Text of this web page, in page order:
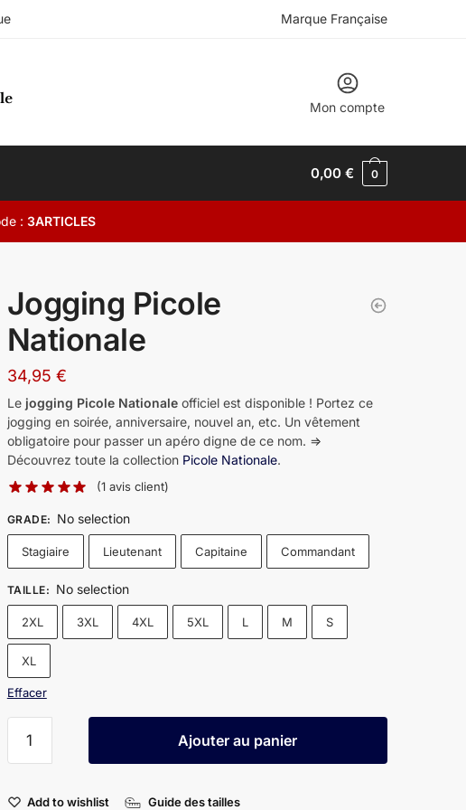
Marque Française
Mon compte
0,00€ 0
: 3ARTICLES
Jogging Picole
Nationale
34,95 €
Le jogging Picole Nationaleofficiel est disponible ! Portez ce
jogging en soirée, anniversaire, nouvel an, etc. Un vêtement
obligatoire pour passer un apéro digne de ce nom. =>
Découvrez toute la collection Picole Nationale.
(1 avis client)
GRADE: No selection
Stagiaire Lieutenant Capitaine Commandant
TAILLE: No selection
2XL 3XL 4XL 5XL L M S
XL
Effacer
Picole
Ajouter au panier
Add to wishlist Guide des tailles